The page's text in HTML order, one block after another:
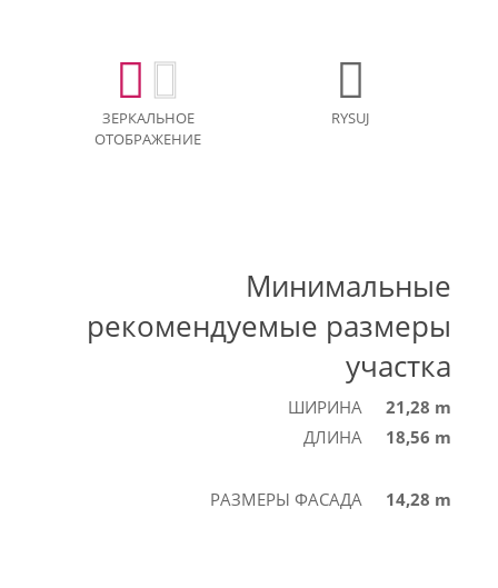
ЗЕРКАЛЬНОЕ
ОТОБРАЖЕНИЕ
RYSUJ
Минимальные
рекомендуемые размеры
участка
ШИРИНА
21,28 m
ДЛИНА
18,56 m
РАЗМЕРЫ ФАСАДА 14,28 m